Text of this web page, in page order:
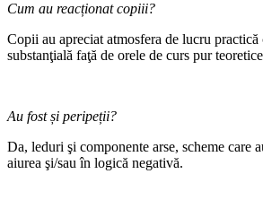
Cum au reacționat copiii?
Copii au apreciat atmosfera de lucru practică
substanţială faţă de orele de curs pur
Au fost și peripeții?
Da, leduri şi componente arse, scheme care
aiurea şi/sau în logică negativă.